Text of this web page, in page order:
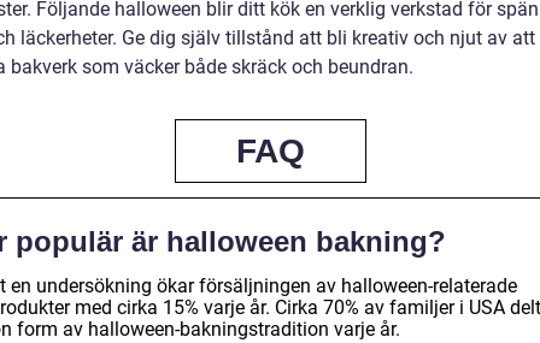
Följande halloween blir ditt kök en verklig verkstad för
läckerheter. Ge dig själv tillstånd att bli kreativ och njut av att
bakverk som väcker både skräck och beundran.
FAQ
populär är halloween bakning?
en undersökning ökar försäljningen av halloween-relaterade
med cirka 15% varje år. Cirka 70% av familjer i USA
form av halloween-bakningstradition varje år.